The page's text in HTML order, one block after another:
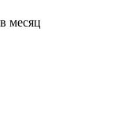
месяц